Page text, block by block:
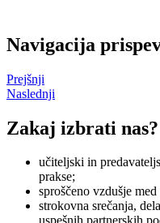
Navigacija
Prejšnji
Naslednji
Zakaj izbrati nas?
učiteljski in
prakse;
sproščeno vzdušje
strokovna srečanja,